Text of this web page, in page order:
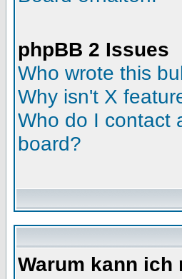
phpBB 2 Issues
Who wrote this
Why isn't X
Who do I contact
board?
Warum kann